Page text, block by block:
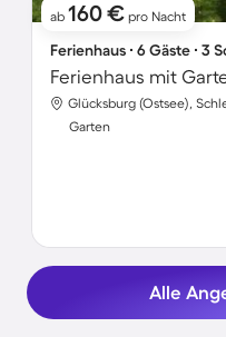
ab 160 € pro Nacht
Ferienhaus ∙ 6 Gäste ∙ 3
Glücksburg (Ostsee),
Garten
Alle